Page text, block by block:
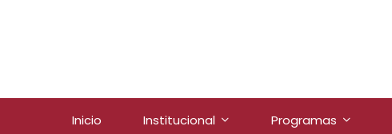
Inicio Institucional Programas